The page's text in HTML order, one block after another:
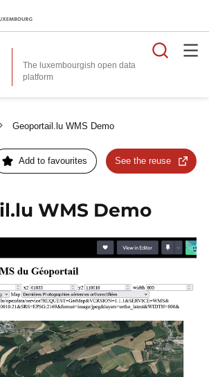
The luxembourgish open data
platform
Geoportail.lu WMS Demo
Add to favourites See the reuse
WMS Demo